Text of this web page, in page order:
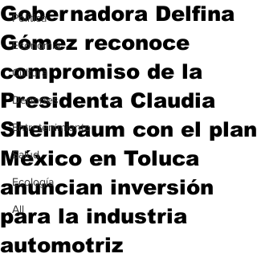
Política
Economía
Cultura
Deportes
Entretenimiento
Salud
Ecología
All
Gobernadora Delfina
Gómez reconoce
compromiso de la
Presidenta Claudia
Sheinbaum con el plan
México en Toluca
anuncian inversión
para la industria
automotriz